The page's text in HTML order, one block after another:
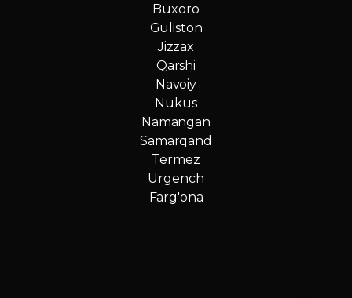
Buxoro
Guliston
Jizzax
Qarshi
Navoiy
Nukus
Namangan
Samarqand
Termez
Urgench
Farg'ona